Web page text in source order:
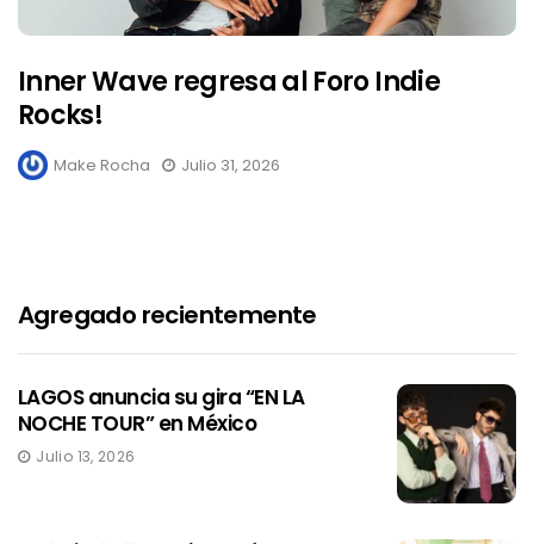
Inner Wave regresa al Foro Indie
Rocks!
Make Rocha Julio 31, 2026
Agregado recientemente
LAGOS anuncia su gira “EN LA
NOCHE TOUR” en México
Julio 13, 2026